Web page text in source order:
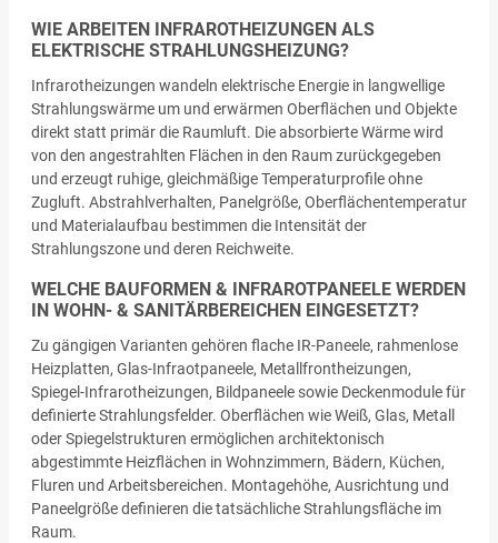
WIE ARBEITEN INFRAROTHEIZUNGEN ALS
ELEKTRISCHE STRAHLUNGSHEIZUNG?
Infrarotheizungen wandeln elektrische Energie in langwellige
Strahlungswärme um und erwärmen Oberflächen und Objekte
direkt statt primär die Raumluft. Die absorbierte Wärme wird
von den angestrahlten Flächen in den Raum zurückgegeben
und erzeugt ruhige, gleichmäßige Temperaturprofile ohne
Zugluft. Abstrahlverhalten, Panelgröße, Oberflächentemperatur
und Materialaufbau bestimmen die Intensität der
Strahlungszone und deren Reichweite.
WELCHE BAUFORMEN & INFRAROTPANEELE WERDEN
IN WOHN- & SANITÄRBEREICHEN EINGESETZT?
Zu gängigen Varianten gehören flache IR-Paneele, rahmenlose
Heizplatten, Glas-Infraotpaneele, Metallfrontheizungen,
Spiegel-Infrarotheizungen, Bildpaneele sowie Deckenmodule für
definierte Strahlungsfelder. Oberflächen wie Weiß, Glas, Metall
oder Spiegelstrukturen ermöglichen architektonisch
abgestimmte Heizflächen in Wohnzimmern, Bädern, Küchen,
Fluren und Arbeitsbereichen. Montagehöhe, Ausrichtung und
Paneelgröße definieren die tatsächliche Strahlungsfläche im
Raum.